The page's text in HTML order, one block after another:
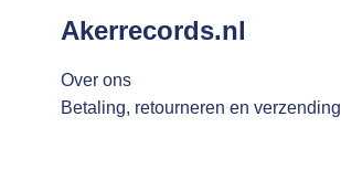
Akerrecords.nl
Over ons
Betaling, retourneren en verzending